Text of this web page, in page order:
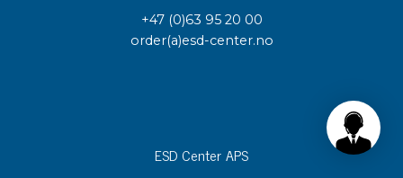
+47 (0)63 95 20 00
order(a)esd-center.no
ESD Center APS